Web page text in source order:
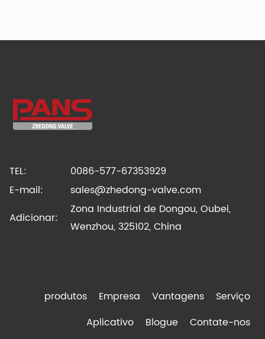
TEL:
0086-577-67353929
E-mail:
sales@zhedong-valve.com
Adicionar:
Zona Industrial de Dongou, Oubei,
Wenzhou, 325102, China
produtos Empresa Vantagens
Serviço
Aplicativo
Blogue Contate-nos